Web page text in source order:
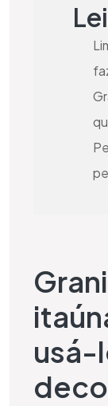
Granito branco
usá-